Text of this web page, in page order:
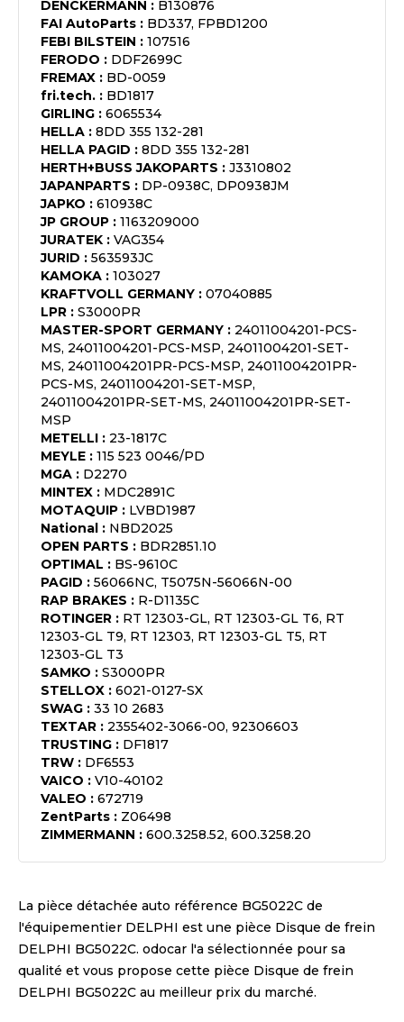
DENCKERMANN : B130876
FAI AutoParts : BD337, FPBD1200
FEBI BILSTEIN : 107516
FERODO : DDF2699C
FREMAX : BD-0059
fri.tech. : BD1817
GIRLING : 6065534
HELLA : 8DD 355 132-281
HELLA PAGID : 8DD 355 132-281
HERTH+BUSS JAKOPARTS : J3310802
JAPANPARTS : DP-0938C, DP0938JM
JAPKO : 610938C
JP GROUP : 1163209000
JURATEK : VAG354
JURID : 563593JC
KAMOKA : 103027
KRAFTVOLL GERMANY : 07040885
LPR : S3000PR
MASTER-SPORT GERMANY : 24011004201-PCS-
MS, 24011004201-PCS-MSP, 24011004201-SET-
MS, 24011004201PR-PCS-MSP, 24011004201PR-
PCS-MS, 24011004201-SET-MSP,
24011004201PR-SET-MS, 24011004201PR-SET-
MSP
METELLI : 23-1817C
MEYLE : 115 523 0046/PD
MGA : D2270
MINTEX : MDC2891C
MOTAQUIP : LVBD1987
National : NBD2025
OPEN PARTS : BDR2851.10
OPTIMAL : BS-9610C
PAGID : 56066NC, T5075N-56066N-00
RAP BRAKES : R-D1135C
ROTINGER : RT 12303-GL, RT 12303-GL T6, RT
12303-GL T9, RT 12303, RT 12303-GL T5, RT
12303-GL T3
SAMKO : S3000PR
STELLOX : 6021-0127-SX
SWAG : 33 10 2683
TEXTAR : 2355402-3066-00, 92306603
TRUSTING : DF1817
TRW : DF6553
VAICO : V10-40102
VALEO : 672719
ZentParts : Z06498
ZIMMERMANN : 600.3258.52, 600.3258.20
La pièce détachée auto référence BG5022C de
l'équipementier DELPHI est une pièce Disque de frein
DELPHI BG5022C. odocar l'a sélectionnée pour sa
qualité et vous propose cette pièce Disque de frein
DELPHI BG5022C au meilleur prix du marché.